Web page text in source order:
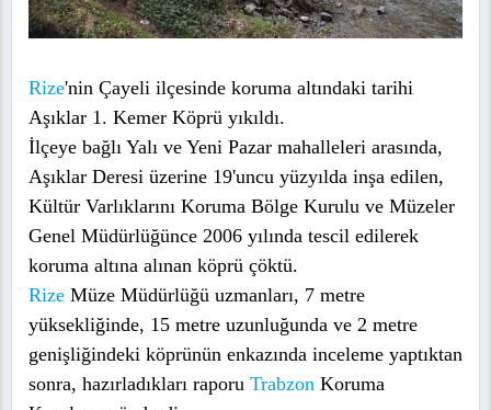
Rize'nin Çayeli ilçesinde koruma altındaki tarihi
Aşıklar 1. Kemer Köprü yıkıldı.
İlçeye bağlı Yalı ve Yeni Pazar mahalleleri arasında,
Aşıklar Deresi üzerine 19'uncu yüzyılda inşa edilen,
Kültür Varlıklarını Koruma Bölge Kurulu ve Müzeler
Genel Müdürlüğünce 2006 yılında tescil edilerek
koruma altına alınan köprü çöktü.
Rize Müze Müdürlüğü uzmanları, 7 metre
yüksekliğinde, 15 metre uzunluğunda ve 2 metre
genişliğindeki köprünün enkazında inceleme yaptıktan
sonra, hazırladıkları raporu Trabzon Koruma